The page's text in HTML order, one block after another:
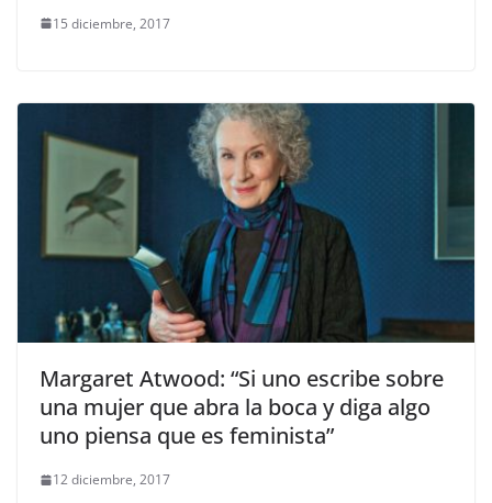
15 diciembre, 2017
Margaret Atwood: “Si uno escribe sobre
una mujer que abra la boca y diga algo
uno piensa que es feminista”
12 diciembre, 2017